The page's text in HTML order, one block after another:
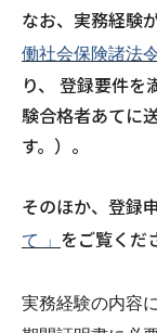
なお、実務経験
働社会保険諸法
り、 登録要件を
験合格者あてに
す。）。
そのほか、登録
て 」 をご覧くだ
実務経験の内容